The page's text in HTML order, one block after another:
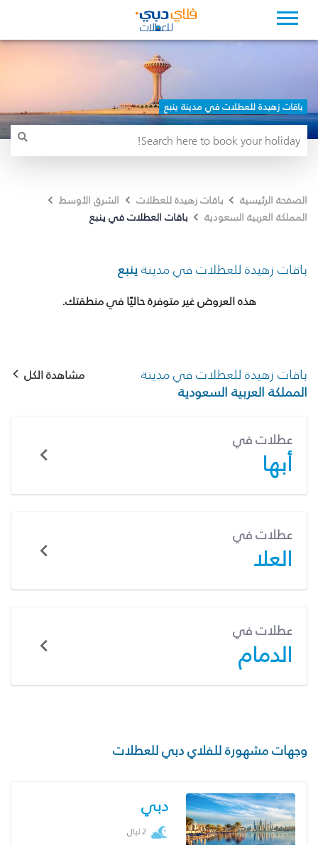
باقات زهيدة للعطلات في مدينة ينبع
الصفحة الرئيسية باقات زهيدة للعطلات
الشرق الأوسط
المملكة العربية السعودية
باقات العطلات في ينبع
باقات زهيدة للعطلات في مدينةينبع
هذه العروض غير متوفرة حاليًا في منطقتك.
باقات زهيدة للعطلات في مدينة
المملكة العربية السعودية
مشاهدة الكل
عطلات في
أبها
عطلات في
العلا
عطلات في
الدمام
وجهات مشهورة للفلاي دبي للعطلات
دبي
2 ليال